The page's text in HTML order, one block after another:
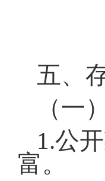
五、
（一
1.公
富。